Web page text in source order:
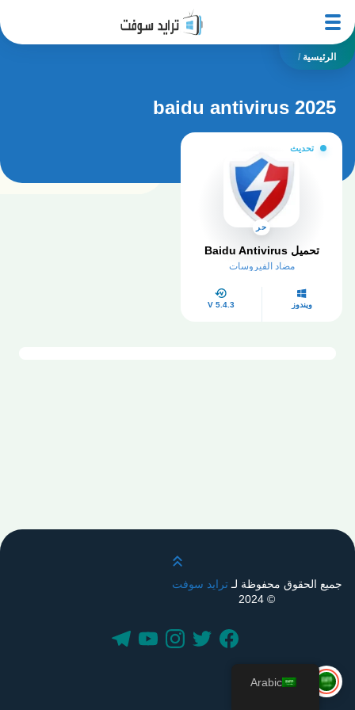
الرئيسية /
baidu antivirus 2025
تحديث
حر
تحميل Baidu Antivirus
مضاد الفيروسات
ويندوز V 5.4.3
قم بالتمرير لأعلى
جميع الحقوق محفوظة لـترايد سوفت
© 2024
Arabic